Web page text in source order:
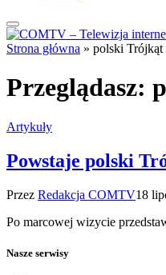
Strona główna » polski
Przeglądasz:
Artykuły
Powstaje polski
Przez Redakcja COMTV18
Po marcowej wizycie
Nasze serwisy